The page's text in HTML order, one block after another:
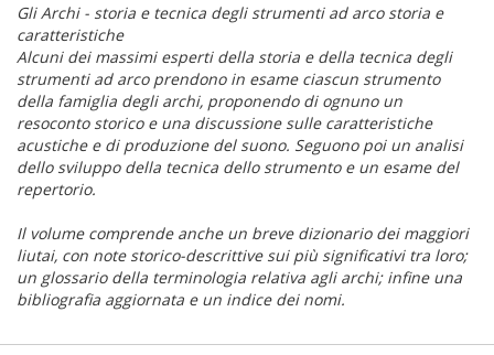
Gli Archi - storia e tecnica degli strumenti ad arco storia e
caratteristiche
Alcuni dei massimi esperti della storia e della tecnica degli
strumenti ad arco prendono in esame ciascun strumento
della famiglia degli archi, proponendo di ognuno un
resoconto storico e una discussione sulle caratteristiche
acustiche e di produzione del suono. Seguono poi un analisi
dello sviluppo della tecnica dello strumento e un esame del
repertorio.
Il volume comprende anche un breve dizionario dei maggiori
liutai, con note storico-descrittive sui più significativi tra loro;
un glossario della terminologia relativa agli archi; infine una
bibliografia aggiornata e un indice dei nomi.